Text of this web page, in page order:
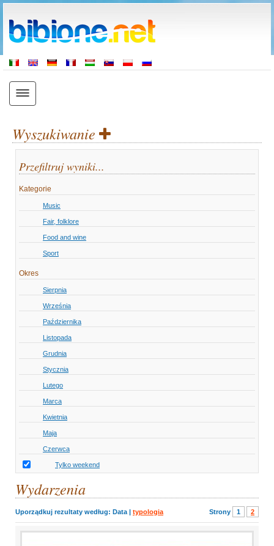
Wyszukiwanie
Przefiltruj wyniki...
Kategorie
Music
Fair, folklore
Food and wine
Sport
Okres
Sierpnia
Września
Października
Listopada
Grudnia
Stycznia
Lutego
Marca
Kwietnia
Maja
Czerwca
Tylko weekend
Wydarzenia
Uporządkuj rezultaty według: Data | typologia Strony 1 2